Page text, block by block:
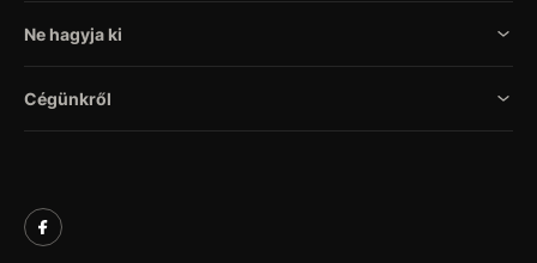
Ne hagyja ki
Cégünkről